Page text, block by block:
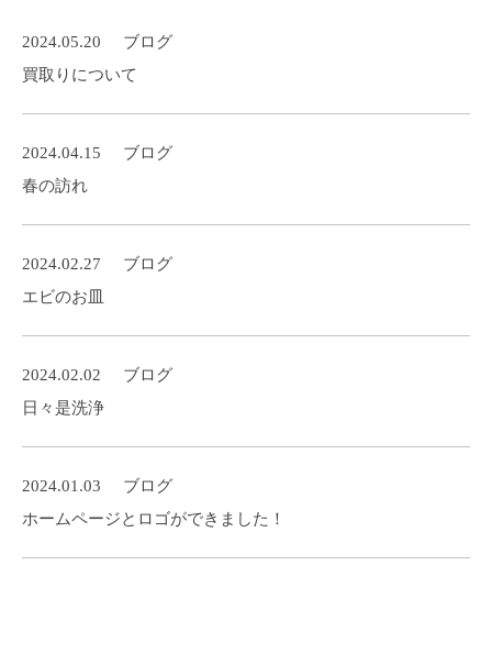
2024.05.20
ブログ
買取りについて
2024.04.15
ブログ
春の訪れ
2024.02.27
ブログ
エビのお皿
2024.02.02
ブログ
日々是洗浄
2024.01.03
ブログ
ホームページとロゴができました！